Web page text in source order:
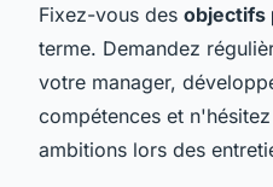
Fixez-vous des objectifs
terme. Demandez
votre manager,
compétences et
ambitions lors des